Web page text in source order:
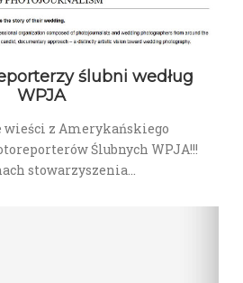
ślubni według
WPJA
wieści z Amerykańskiego
Ślubnych WPJA!!!
stowarzyszenia…